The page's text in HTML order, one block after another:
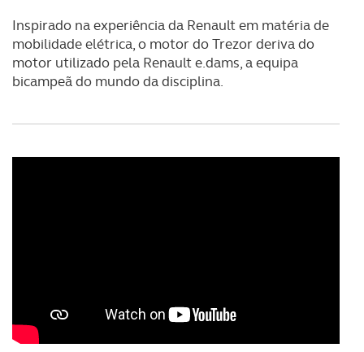
Inspirado na experiência da Renault em matéria de
mobilidade elétrica, o motor do Trezor deriva do
motor utilizado pela Renault e.dams, a equipa
bicampeã do mundo da disciplina.